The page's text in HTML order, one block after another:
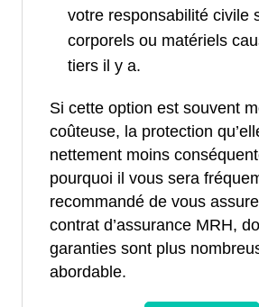
votre responsabilité civile
corporels ou matériels
tiers il y a.
Si cette option est souvent
coûteuse, la protection
nettement moins
pourquoi il vous sera
recommandé de vous
contrat d’assurance MRH,
garanties sont plus
abordable.